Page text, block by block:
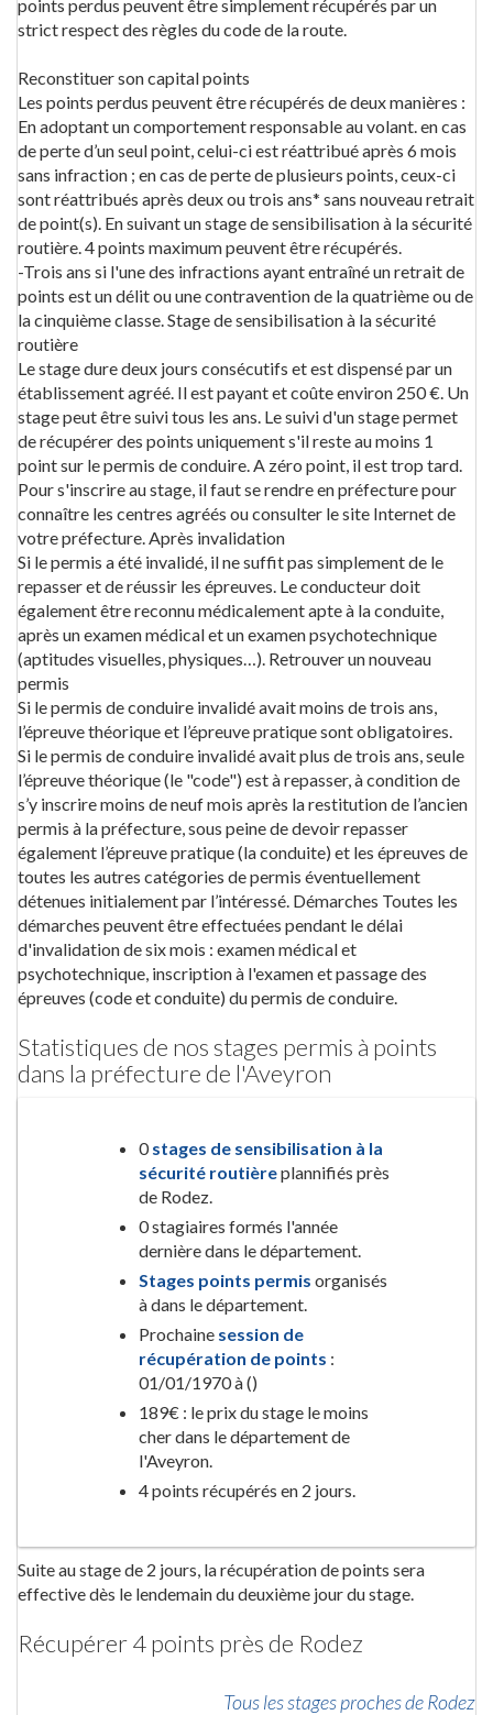
points perdus peuvent être simplement récupérés par un
strict respect des règles du code de la route.
Reconstituer son capital points
Les points perdus peuvent être récupérés de deux manières :
En adoptant un comportement responsable au volant. en cas
de perte d’un seul point, celui-ci est réattribué après 6 mois
sans infraction ; en cas de perte de plusieurs points, ceux-ci
sont réattribués après deux ou trois ans* sans nouveau retrait
de point(s). En suivant un stage de sensibilisation à la sécurité
routière. 4 points maximum peuvent être récupérés.
-Trois ans si l'une des infractions ayant entraîné un retrait de
points est un délit ou une contravention de la quatrième ou de
la cinquième classe. Stage de sensibilisation à la sécurité
routière
Le stage dure deux jours consécutifs et est dispensé par un
établissement agréé. Il est payant et coûte environ 250 €. Un
stage peut être suivi tous les ans. Le suivi d'un stage permet
de récupérer des points uniquement s'il reste au moins 1
point sur le permis de conduire. A zéro point, il est trop tard.
Pour s'inscrire au stage, il faut se rendre en préfecture pour
connaître les centres agréés ou consulter le site Internet de
votre préfecture. Après invalidation
Si le permis a été invalidé, il ne suffit pas simplement de le
repasser et de réussir les épreuves. Le conducteur doit
également être reconnu médicalement apte à la conduite,
après un examen médical et un examen psychotechnique
(aptitudes visuelles, physiques…). Retrouver un nouveau
permis
Si le permis de conduire invalidé avait moins de trois ans,
l’épreuve théorique et l’épreuve pratique sont obligatoires.
Si le permis de conduire invalidé avait plus de trois ans, seule
l’épreuve théorique (le "code") est à repasser, à condition de
s’y inscrire moins de neuf mois après la restitution de l’ancien
permis à la préfecture, sous peine de devoir repasser
également l’épreuve pratique (la conduite) et les épreuves de
toutes les autres catégories de permis éventuellement
détenues initialement par l’intéressé. Démarches Toutes les
démarches peuvent être effectuées pendant le délai
d'invalidation de six mois : examen médical et
psychotechnique, inscription à l'examen et passage des
épreuves (code et conduite) du permis de conduire.
Statistiques de nos stages permis à points
dans la préfecture de l'Aveyron
0stages de sensibilisation à la
sécurité routièreplannifiés près
de Rodez.
0 stagiaires formés l'année
dernière dans le département.
Stages points permis organisés
à dans le département.
Prochaine session de
récupération de points :
01/01/1970 à ()
189€ : le prix du stage le moins
cher dans le département de
l'Aveyron.
4 points récupérés en 2 jours.
Suite au stage de 2 jours, la récupération de points sera
effective dès le lendemain du deuxième jour du stage.
Récupérer 4 points près de Rodez
Tous les stages proches de Rodez